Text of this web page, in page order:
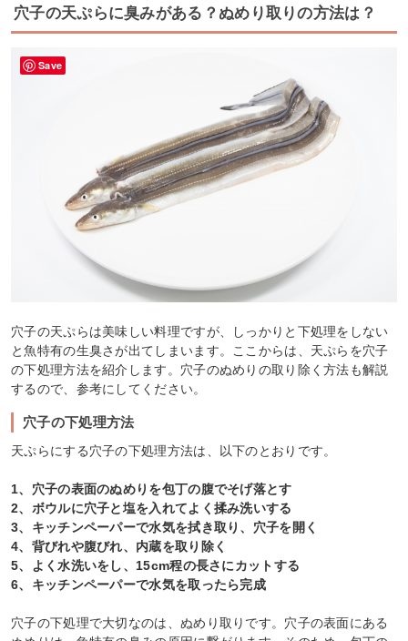
穴子の天ぷらに臭みがある？ぬめり取りの方法は？
穴子の天ぷらは美味しい料理ですが、しっかりと下処理をしない
と魚特有の生臭さが出てしまいます。ここからは、天ぷらを穴子
の下処理方法を紹介します。穴子のぬめりの取り除く方法も解説
するので、参考にしてください。
穴子の下処理方法
天ぷらにする穴子の下処理方法は、以下のとおりです。
1、穴子の表面のぬめりを包丁の腹でそげ落とす
2、ボウルに穴子と塩を入れてよく揉み洗いする
3、キッチンペーパーで水気を拭き取り、穴子を開く
4、背びれや腹びれ、内蔵を取り除く
5、よく水洗いをし、15cm程の長さにカットする
6、キッチンペーパーで水気を取ったら完成
穴子の下処理で大切なのは、ぬめり取りです。穴子の表面にある
Save